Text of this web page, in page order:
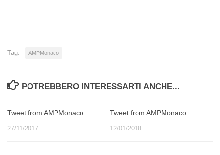
Tag: AMPMonaco
POTREBBERO INTERESSARTI ANCHE...
Tweet from AMPMonaco
27/11/2017
Tweet from AMPMonaco
12/01/2018